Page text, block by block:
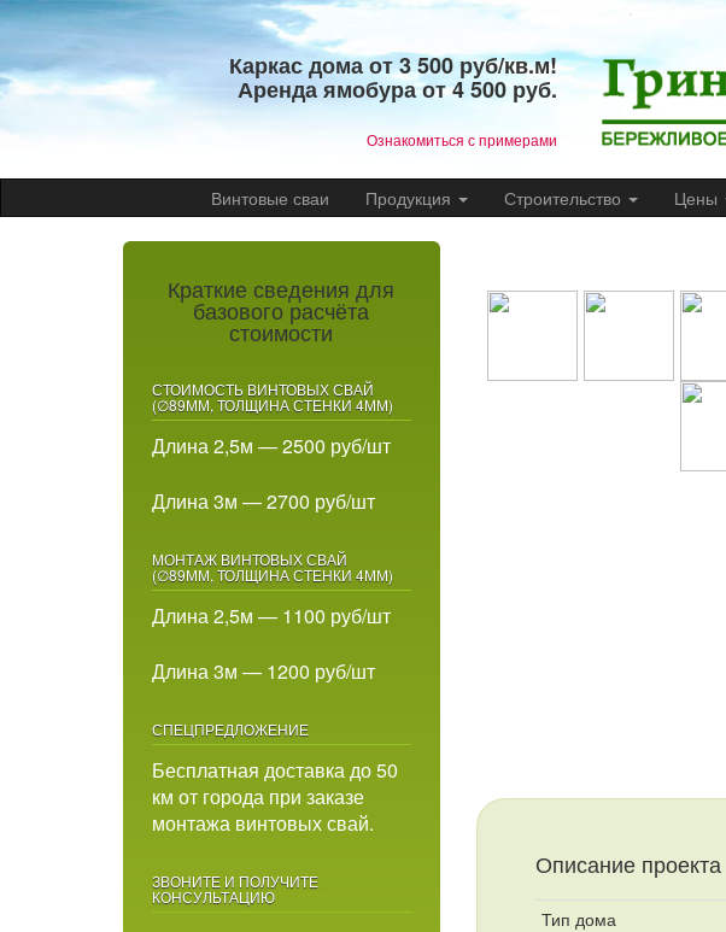
Каркас дома от 3 500 руб/кв.м!
Аренда ямобура от 4 500 руб.
​Ознакомиться с примерами
Винтовые сваи Продукция Строительство Цены
Краткие сведения для
базового расчёта
стоимости
СТОИМОСТЬ ВИНТОВЫХ СВАЙ
(∅89ММ, ТОЛЩИНА СТЕНКИ 4ММ)
Длина 2,5м — 2500 руб/шт
Длина 3м — 2700 руб/шт
МОНТАЖ ВИНТОВЫХ СВАЙ
(∅89ММ, ТОЛЩИНА СТЕНКИ 4ММ)
Длина 2,5м — 1100 руб/шт
Длина 3м — 1200 руб/шт
СПЕЦПРЕДЛОЖЕНИЕ
Бесплатная доставка до 50
км от города при заказе
монтажа винтовых свай.
ЗВОНИТЕ И ПОЛУЧИТЕ
КОНСУЛЬТАЦИЮ
Описание проекта
Тип дома